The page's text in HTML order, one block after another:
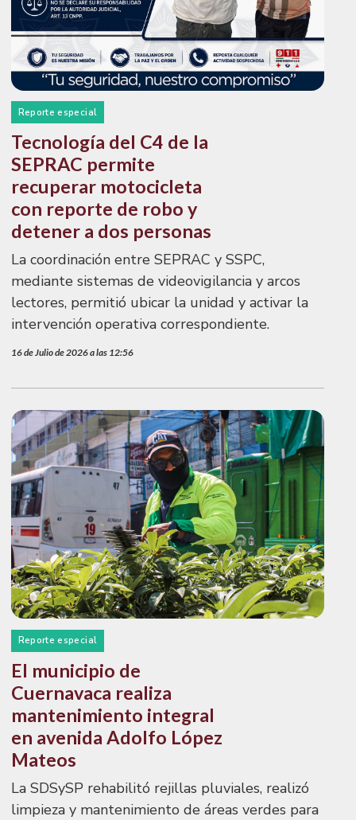
Reporte especial
Tecnología del C4 de la
SEPRAC permite
recuperar motocicleta
con reporte de robo y
detener a dos personas
La coordinación entre SEPRAC y SSPC,
mediante sistemas de videovigilancia y arcos
lectores, permitió ubicar la unidad y activar la
intervención operativa correspondiente.
16 de Julio de 2026 a las 12:56
Reporte especial
El municipio de
Cuernavaca realiza
mantenimiento integral
en avenida Adolfo López
Mateos
La SDSySP rehabilitó rejillas pluviales, realizó
limpieza y mantenimiento de áreas verdes para